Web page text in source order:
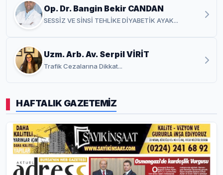
Op. Dr. Bangin Bekir CANDAN
SESSİZ VE SİNSİ TEHLİKE DİYABETİK AYAK...
Uzm. Arb. Av. Serpil VİRİT
Trafik Cezalarına Dikkat...
HAFTALIK GAZETEMİZ